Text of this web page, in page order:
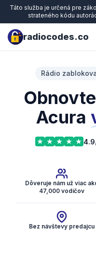
Táto služba je určená pre
strateného kódu
radiocodes.co
Rádio
Acura
4.9
Dôveruje nám už viac
47,000 vodičov
Bez návštevy predajcu